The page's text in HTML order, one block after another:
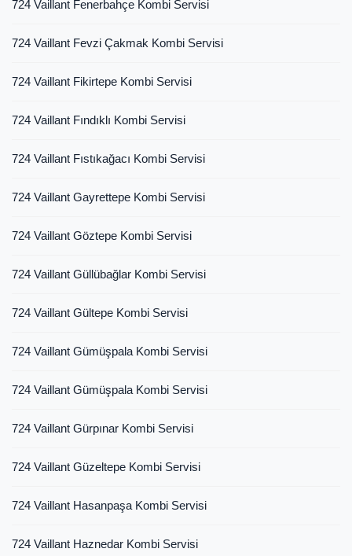
724 Vaillant Fenerbahçe Kombi Servisi
724 Vaillant Fevzi Çakmak Kombi Servisi
724 Vaillant Fikirtepe Kombi Servisi
724 Vaillant Fındıklı Kombi Servisi
724 Vaillant Fıstıkağacı Kombi Servisi
724 Vaillant Gayrettepe Kombi Servisi
724 Vaillant Göztepe Kombi Servisi
724 Vaillant Güllübağlar Kombi Servisi
724 Vaillant Gültepe Kombi Servisi
724 Vaillant Gümüşpala Kombi Servisi
724 Vaillant Gümüşpala Kombi Servisi
724 Vaillant Gürpınar Kombi Servisi
724 Vaillant Güzeltepe Kombi Servisi
724 Vaillant Hasanpaşa Kombi Servisi
724 Vaillant Haznedar Kombi Servisi